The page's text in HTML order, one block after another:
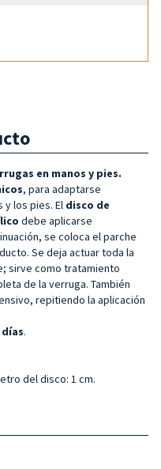
en manos y pies.
, para adaptarse
y los pies. El disco de
debe aplicarse
se coloca el parche
Se deja actuar toda la
sirve como tratamiento
de la verruga. También
repitiendo la aplicación
.
del disco: 1 cm.